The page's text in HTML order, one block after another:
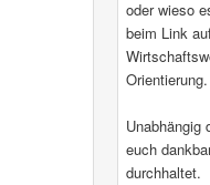
oder wieso
beim Link
Orientierung.
Unabhängig
euch
durchhaltet.